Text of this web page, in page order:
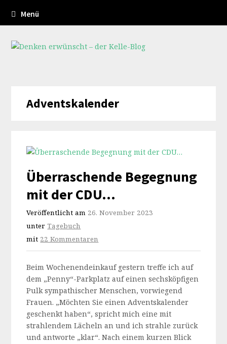
Menü
Adventskalender
Überraschende Begegnung
mit der CDU…
Veröffentlicht am 26. November 2023
unterTagebuch
mit 22 Kommentaren
Beim Wochenendeinkauf gestern treffe ich auf
dem „Penny“-Parkplatz auf einen sechsköpfigen
Pulk sympathischer Menschen, vorwiegend
Frauen. „Möchten Sie einen Adventskalender
geschenkt haben“, spricht mich eine mit
strahlendem Lächeln an und ich strahle zurück
und antworte „klar“. Nach einem kurzen Blick